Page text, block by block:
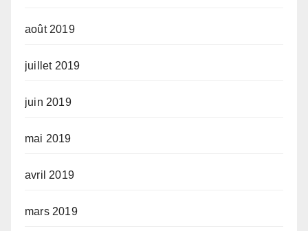
août 2019
juillet 2019
juin 2019
mai 2019
avril 2019
mars 2019